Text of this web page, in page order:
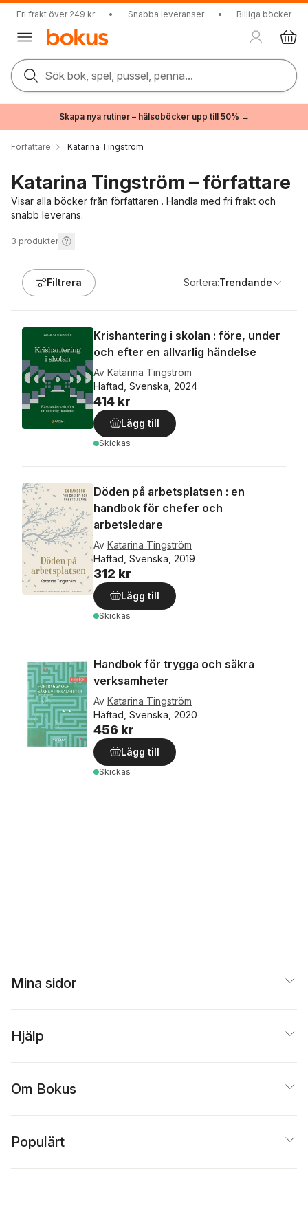
Fri frakt över 249 kr • Snabba leveranser • Billiga böcker
Sök bok, spel, pussel, penna...
Skapa nya rutiner – hälsoböcker upp till 50% →
Författare Katarina Tingström
Katarina Tingström – författare
Visar alla böcker från författaren . Handla med fri frakt och
snabb leverans.
3 produkter
Filtrera Sortera:Trendande
Krishantering i skolan : före, under
och efter en allvarlig händelse
Av Katarina Tingström
Häftad, Svenska, 2024
414 kr
Lägg till
Skickas
Döden på arbetsplatsen : en
handbok för chefer och
arbetsledare
Av Katarina Tingström
Häftad, Svenska, 2019
312 kr
Lägg till
Skickas
Handbok för trygga och säkra
verksamheter
Av Katarina Tingström
Häftad, Svenska, 2020
456 kr
Lägg till
Skickas
Mina sidor
Hjälp
Om Bokus
Populärt